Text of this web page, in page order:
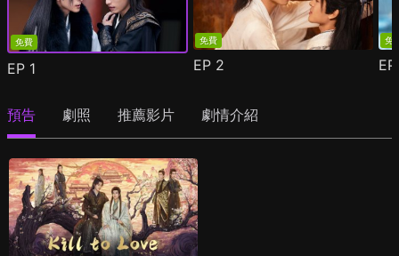
免費
EP 1
免費
EP 2
免
預告 劇照 推薦影片 劇情介紹